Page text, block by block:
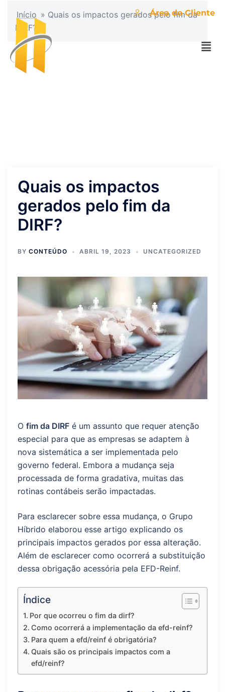
Área do Cliente
Início » Quais os impactos gerados pelo fim da
DIRF?
Quais os impactos
gerados pelo fim da
DIRF?
BY CONTEÚDO ABRIL 19, 2023 UNCATEGORIZED
O fim da DIRF é um assunto que requer atenção
especial para que as empresas se adaptem à
nova sistemática a ser implementada pelo
governo federal. Embora a mudança seja
processada de forma gradativa, muitas das
rotinas contábeis serão impactadas.
Para esclarecer sobre essa mudança, o Grupo
Híbrido elaborou esse artigo explicando os
principais impactos gerados por essa alteração.
Além de esclarecer como ocorrerá a substituição
dessa obrigação acessória pela EFD-Reinf.
Índice
Por que ocorreu o fim da dirf?
Como ocorrerá a implementação da efd-reinf?
Para quem a efd/reinf é obrigatória?
Quais são os principais impactos com a
efd/reinf?